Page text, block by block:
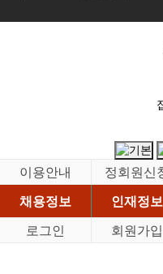
이용안내 정회원신
채용정보
인재정보
로그인
회원가입